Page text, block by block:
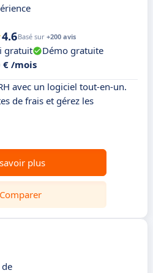
4.6Basé sur +200 avis
gratuit
Démo gratuite
€ /mois
avec un logiciel tout-en-un.
de frais et gérez les
plus